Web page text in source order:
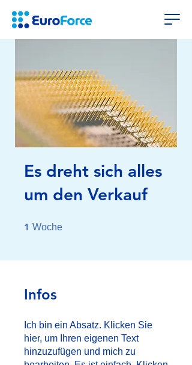
Es dreht sich alles
um den Verkauf
1 Woche
Infos
Ich bin ein Absatz. Klicken Sie
hier, um Ihren eigenen Text
hinzuzufügen und mich zu